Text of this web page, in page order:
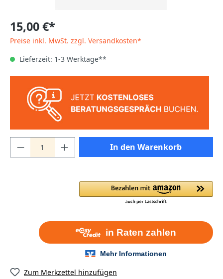
15,00 €*
Preise inkl. MwSt. zzgl. Versandkosten*
Lieferzeit: 1-3 Werktage**
In den Warenkorb
Zum Merkzettel hinzufügen